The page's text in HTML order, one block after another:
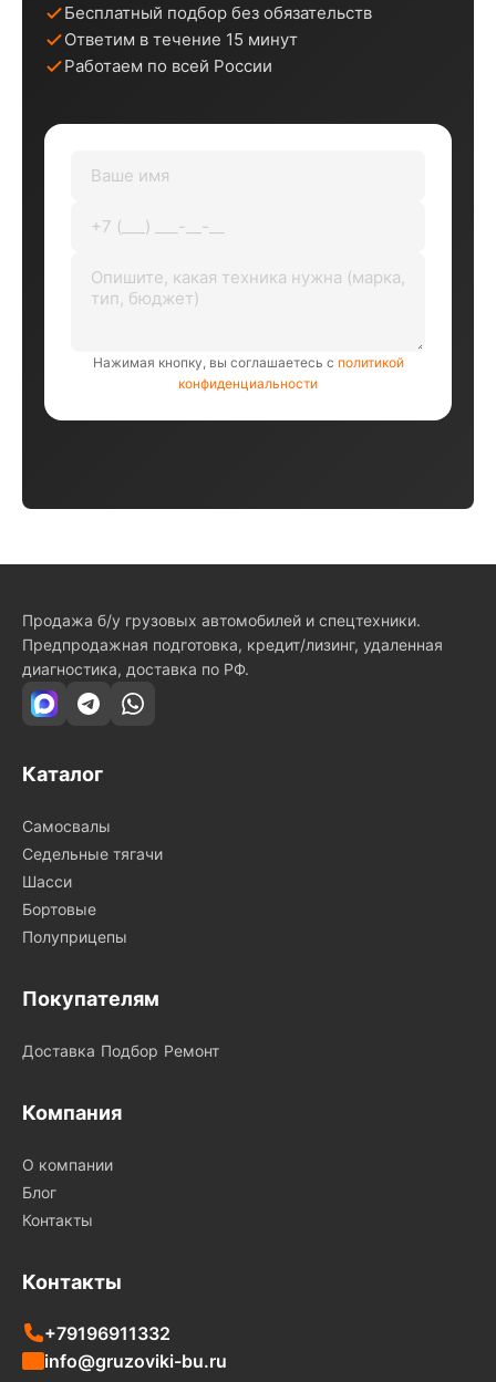
Бесплатный подбор без обязательств
Ответим в течение 15 минут
Работаем по всей России
Нажимая кнопку, вы соглашаетесь с политикой
конфиденциальности
Продажа б/у грузовых автомобилей и спецтехники.
Предпродажная подготовка, кредит/лизинг, удаленная
диагностика, доставка по РФ.
Каталог
Самосвалы
Седельные тягачи
Шасси
Бортовые
Полуприцепы
Покупателям
Доставка Подбор Ремонт
Компания
О компании
Блог
Контакты
Контакты
+79196911332
info@gruzoviki-bu.ru